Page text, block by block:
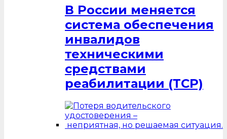
В России меняется
система обеспечения
инвалидов
техническими
средствами
реабилитации (ТСР)